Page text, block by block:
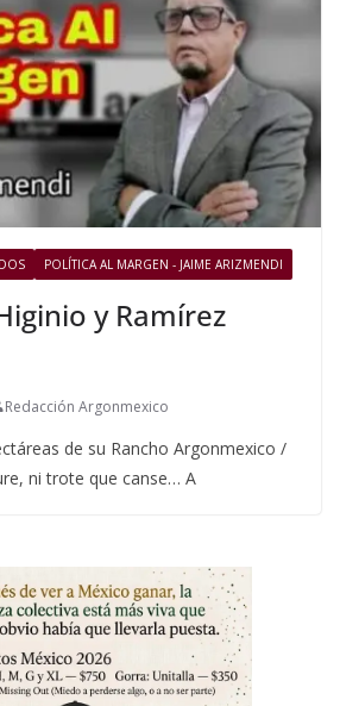
POLÍTICA AL MARGEN - JAIME ARIZMENDI
y Ramírez
Redacción Argonmexico
de su Rancho Argonmexico /
ni trote que canse… A